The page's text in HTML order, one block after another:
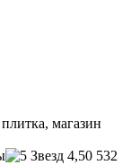
магазин
4,50 532